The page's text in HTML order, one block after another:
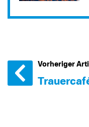
Vorheriger